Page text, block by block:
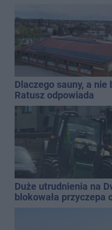
Dlaczego sauny, a
Ratusz odpowiada
Duże utrudnienia na
blokowała przyczepa